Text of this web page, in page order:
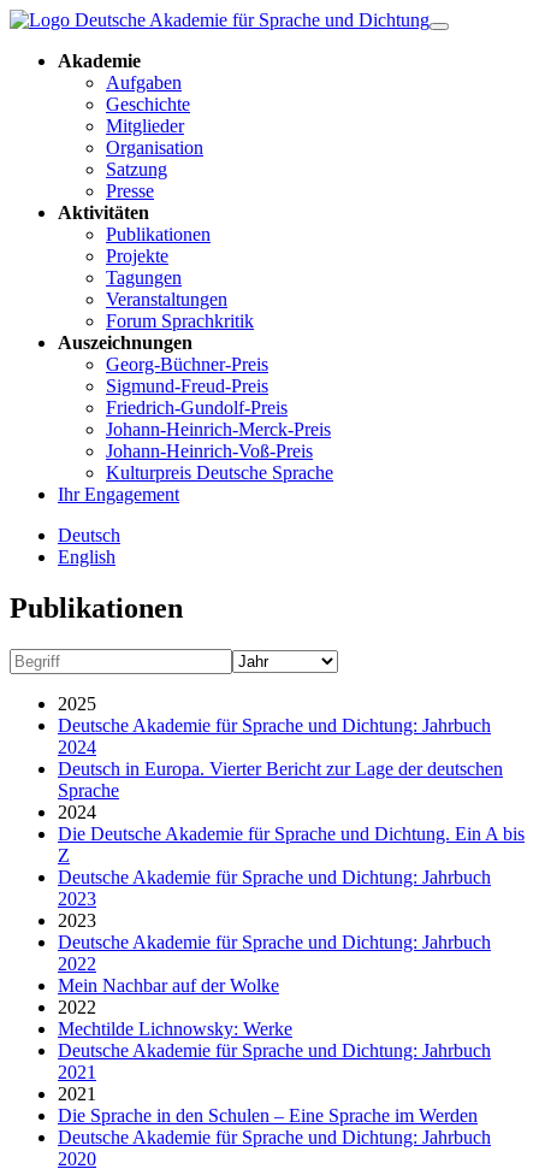
Akademie
Aufgaben
Geschichte
Mitglieder
Organisation
Satzung
Presse
Aktivitäten
Publikationen
Projekte
Tagungen
Veranstaltungen
Forum Sprachkritik
Auszeichnungen
Georg-Büchner-Preis
Sigmund-Freud-Preis
Friedrich-Gundolf-Preis
Johann-Heinrich-Merck-Preis
Johann-Heinrich-Voß-Preis
Kulturpreis Deutsche Sprache
Ihr Engagement
Deutsch
English
Publikationen
2025
Deutsche Akademie für Sprache und Dichtung: Jahrbuch
2024
Deutsch in Europa. Vierter Bericht zur Lage der deutschen
Sprache
2024
Die Deutsche Akademie für Sprache und Dichtung. Ein A bis
Z
Deutsche Akademie für Sprache und Dichtung: Jahrbuch
2023
2023
Deutsche Akademie für Sprache und Dichtung: Jahrbuch
2022
Mein Nachbar auf der Wolke
2022
Mechtilde Lichnowsky: Werke
Deutsche Akademie für Sprache und Dichtung: Jahrbuch
2021
2021
Die Sprache in den Schulen – Eine Sprache im Werden
Deutsche Akademie für Sprache und Dichtung: Jahrbuch
2020